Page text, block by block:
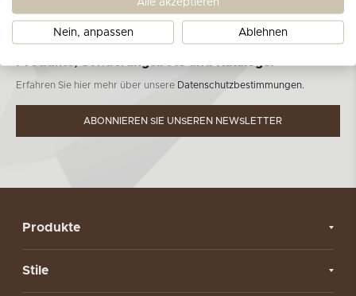
Erhalten Sie Informationen über die neuesten
Erfahren Sie hier mehr über unsere Datenschutzbestimmungen.
ABONNIEREN SIE UNSEREN NEWSLETTER
Produkte
Stile
Nein, anpassen Ablehnen